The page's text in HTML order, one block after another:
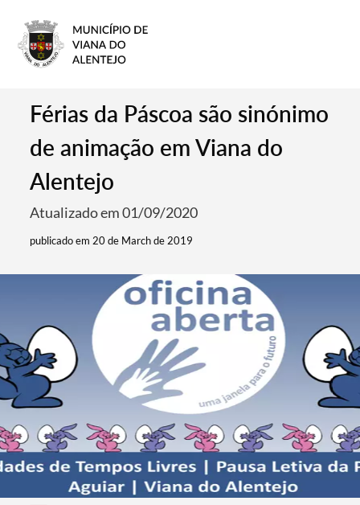
Férias da Páscoa são sinónimo
de animação em Viana do
Alentejo
Atualizado em 01/09/2020
publicado em 20 de March de 2019